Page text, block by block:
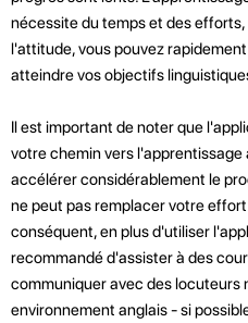
nécessite du temps et des
l'attitude, vous pouvez
atteindre vos objectifs
Il est important de noter que
votre chemin vers l'apprentissage
accélérer considérablement le
ne peut pas remplacer votre
conséquent, en plus d'utiliser
recommandé d'assister à des
communiquer avec des locuteurs
environnement anglais - si